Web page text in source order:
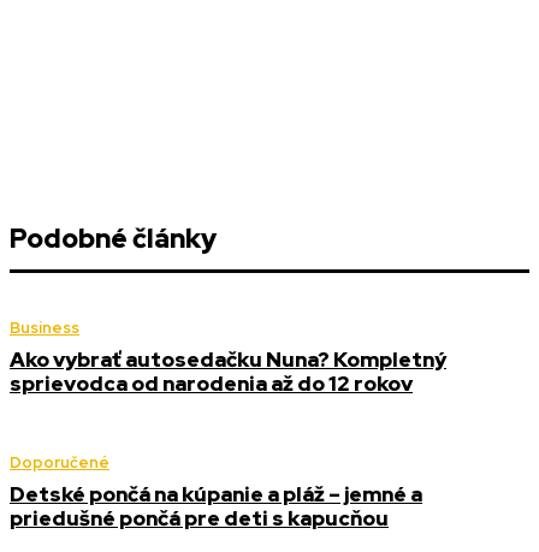
Podobné články
Business
Ako vybrať autosedačku Nuna? Kompletný
sprievodca od narodenia až do 12 rokov
Doporučené
Detské pončá na kúpanie a pláž – jemné a
priedušné pončá pre deti s kapucňou